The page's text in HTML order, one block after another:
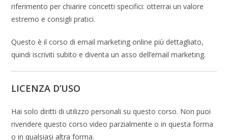
riferimento per chiarire concetti specifici: otterrai un valore
estremo e consigli pratici.
Questo è il corso di email marketing online più dettagliato,
quindi iscriviti subito e diventa un asso dell’email marketing.
LICENZA D’USO
Hai solo diritti di utilizzo personali su questo corso. Non puoi
rivendere questo corso video parzialmente o in questa forma
o in qualsiasi altra forma.